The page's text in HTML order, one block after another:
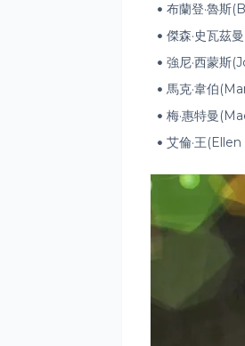
布蘭登·魯斯
傑森·史瓦茲
強尼·西蒙斯
馬克·韋伯
梅·惠特曼
艾倫·王